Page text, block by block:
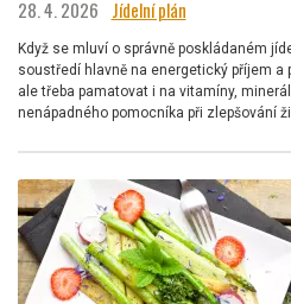
28. 4. 2026 Jídelní plán
Když se mluví o správně poskládaném
soustředí hlavně na energetický příjem a
ale třeba pamatovat i na vitamíny,
nenápadného pomocníka při zlepšování